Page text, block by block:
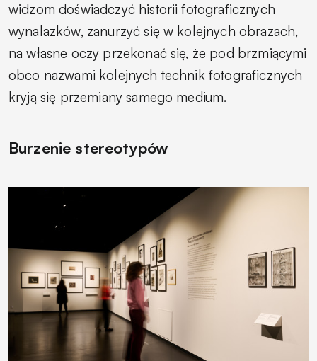
widzom doświadczyć historii fotograficznych
wynalazków, zanurzyć się w kolejnych obrazach,
na własne oczy przekonać się, że pod brzmiącymi
obco nazwami kolejnych technik fotograficznych
kryją się przemiany samego medium.
Burzenie stereotypów